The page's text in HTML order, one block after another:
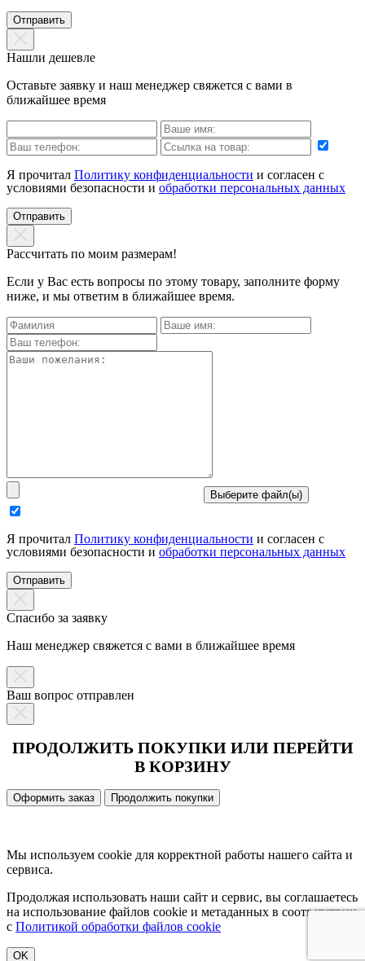
Отправить
Нашли дешевле
Оставьте заявку и наш менеджер свяжется с вами в
ближайшее время
Я прочитал Политику конфиденциальности и согласен с
условиями безопасности и обработки персональных данных
Отправить
Рассчитать по моим размерам!
Если у Вас есть вопросы по этому товару, заполните форму
ниже, и мы ответим в ближайшее время.
Выберите файл(ы)
Я прочитал Политику конфиденциальности и согласен с
условиями безопасности и обработки персональных данных
Отправить
Спасибо за заявку
Наш менеджер свяжется с вами в ближайшее время
Ваш вопрос отправлен
ПРОДОЛЖИТЬ ПОКУПКИ ИЛИ ПЕРЕЙТИ
В КОРЗИНУ
Оформить заказ Продолжить покупки
Мы используем cookie для корректной работы нашего сайта и
сервиса.
Продолжая использовать наши сайт и сервис, вы соглашаетесь
на использование файлов cookie и метаданных в соответствии
с Политикой обработки файлов cookie
OK